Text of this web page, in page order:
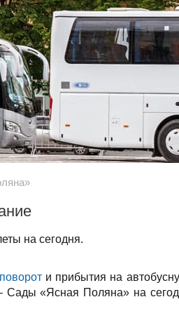
на сегодня.
и прибытия на
«Ясная Поляна» на